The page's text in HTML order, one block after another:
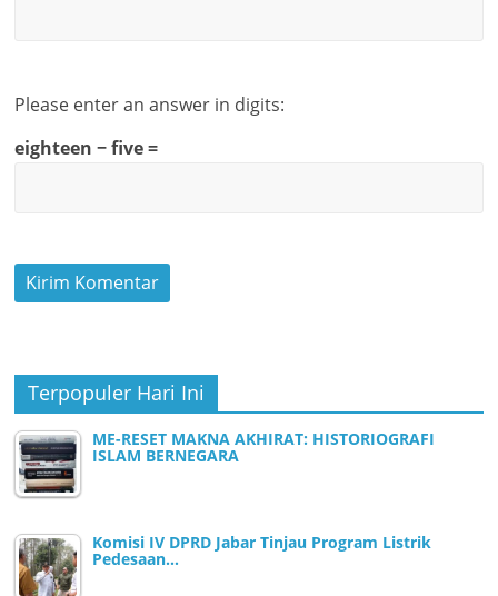
Please enter an answer in digits:
eighteen − five =
Terpopuler Hari Ini
ME-RESET MAKNA AKHIRAT: HISTORIOGRAFI
ISLAM BERNEGARA
Komisi IV DPRD Jabar Tinjau Program Listrik
Pedesaan…